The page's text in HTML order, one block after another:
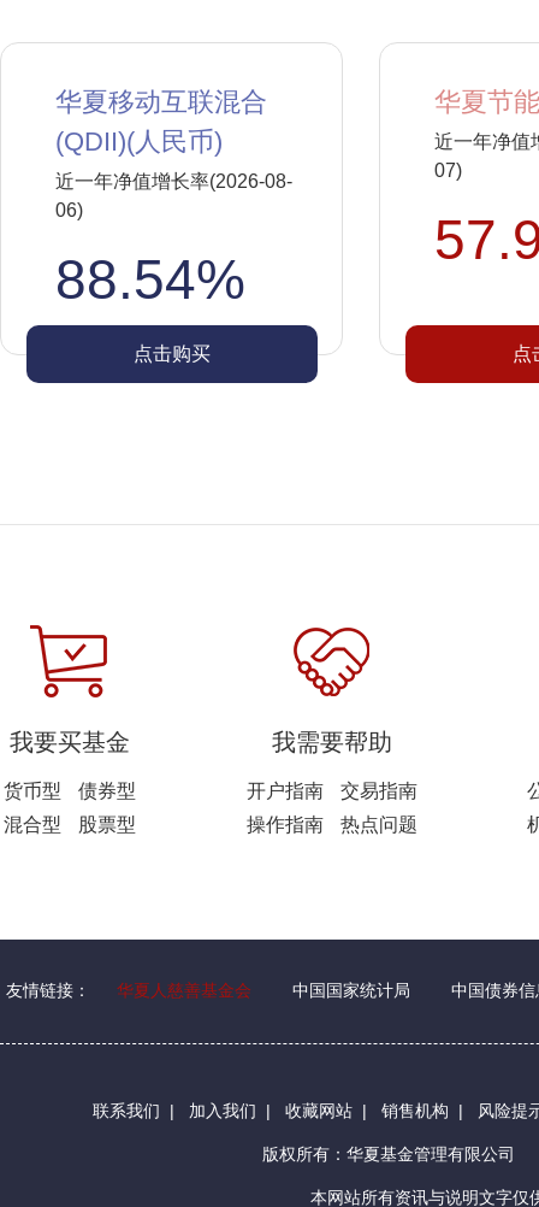
华夏移动互联混合
(QDII)(人民币)
近一年净值增长率(2026-08-
06)
88.54%
点击购买
华夏节
近一年净值
07)
点
我要买基金
货币型
债券型
混合型
股票型
我需要帮助
开户指南
交易指南
操作指南
热点问题
友情链接： 华夏人慈善基金会 中国国家统计局 中国债券信
联系我们 | 加入我们 | 收藏网站 | 销售机构 | 风险提
版权所有：华夏基金管理有限公司
本网站所有资讯与说明文字仅